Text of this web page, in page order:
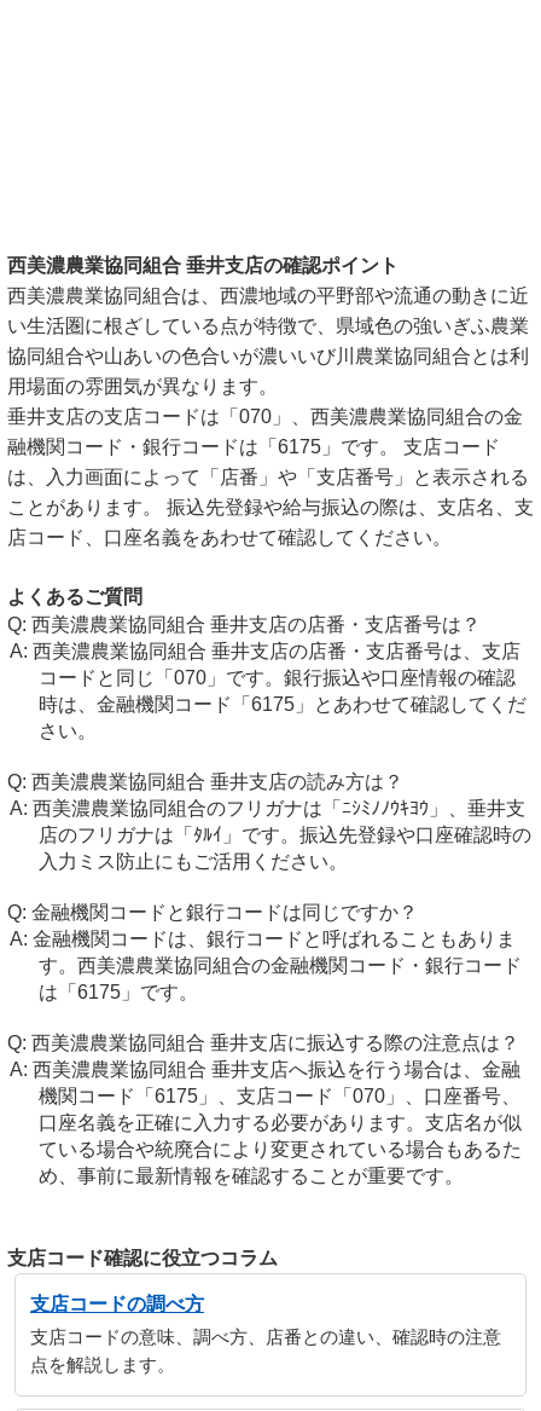
西美濃農業協同組合 垂井支店の確認ポイント
西美濃農業協同組合は、西濃地域の平野部や流通の動きに近
い生活圏に根ざしている点が特徴で、県域色の強いぎふ農業
協同組合や山あいの色合いが濃いいび川農業協同組合とは利
用場面の雰囲気が異なります。
垂井支店の支店コードは「070」、西美濃農業協同組合の金
融機関コード・銀行コードは「6175」です。 支店コード
は、入力画面によって「店番」や「支店番号」と表示される
ことがあります。 振込先登録や給与振込の際は、支店名、支
店コード、口座名義をあわせて確認してください。
よくあるご質問
西美濃農業協同組合 垂井支店の店番・支店番号は？
西美濃農業協同組合 垂井支店の店番・支店番号は、支店
コードと同じ「070」です。銀行振込や口座情報の確認
時は、金融機関コード「6175」とあわせて確認してくだ
さい。
西美濃農業協同組合 垂井支店の読み方は？
西美濃農業協同組合のフリガナは「ﾆｼﾐﾉﾉｳｷﾖｳ」、垂井支
店のフリガナは「ﾀﾙｲ」です。振込先登録や口座確認時の
入力ミス防止にもご活用ください。
金融機関コードと銀行コードは同じですか？
金融機関コードは、銀行コードと呼ばれることもありま
す。西美濃農業協同組合の金融機関コード・銀行コード
は「6175」です。
西美濃農業協同組合 垂井支店に振込する際の注意点は？
西美濃農業協同組合 垂井支店へ振込を行う場合は、金融
機関コード「6175」、支店コード「070」、口座番号、
口座名義を正確に入力する必要があります。支店名が似
ている場合や統廃合により変更されている場合もあるた
め、事前に最新情報を確認することが重要です。
支店コード確認に役立つコラム
支店コードの調べ方
支店コードの意味、調べ方、店番との違い、確認時の注意
点を解説します。